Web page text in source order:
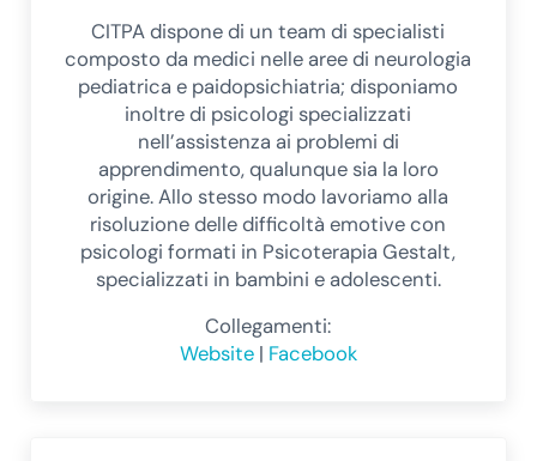
CITPA dispone di un team di specialisti
composto da medici nelle aree di neurologia
pediatrica e paidopsichiatria; disponiamo
inoltre di psicologi specializzati
nell’assistenza ai problemi di
apprendimento, qualunque sia la loro
origine. Allo stesso modo lavoriamo alla
risoluzione delle difficoltà emotive con
psicologi formati in Psicoterapia Gestalt,
specializzati in bambini e adolescenti.
Collegamenti:
Website| Facebook